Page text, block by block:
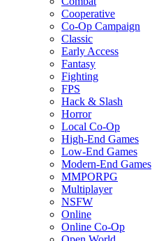
Cooperative
Co-Op Campaign
Classic
Early Access
Fantasy
Fighting
FPS
Hack & Slash
Horror
Local Co-Op
High-End Games
Low-End Games
Modern-End Games
MMPORPG
Multiplayer
NSFW
Online
Online Co-Op